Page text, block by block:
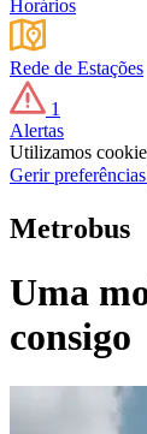
Horários
Rede de Estações
1
Alertas
Utilizamos
Gerir preferências
Metrobus
Uma
consigo